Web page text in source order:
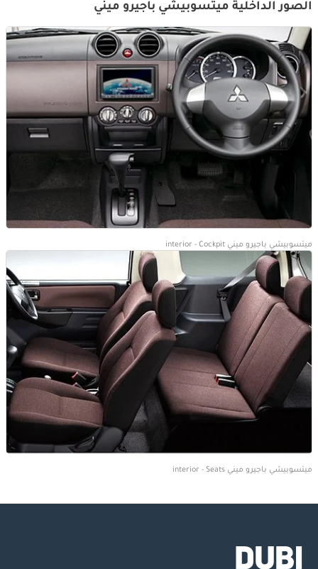
الصور الداخلية ميتسوبيشي باجيرو ميني
ميتسوبيشي باجيرو ميني interior - Cockpit
ميتسوبيشي باجيرو ميني interior - Seats